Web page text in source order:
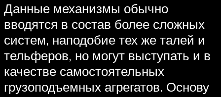
Данные механизмы обычно
вводятся в состав более сложных
систем, наподобие тех же талей и
тельферов, но могут выступать и в
качестве самостоятельных
грузоподъемных агрегатов. Основу